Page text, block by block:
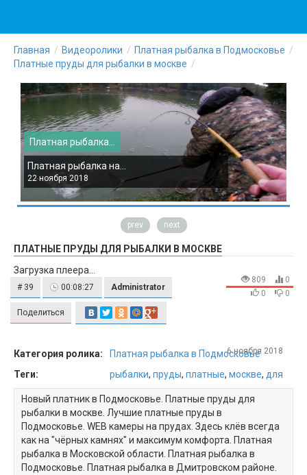
Главная Видеоролики
Платная рыбалка в Подмосковье
Платные пруды для рыбалки в москве
Платная рыбалка...
Платная рыбалка на...
22 ноября 2018
prev next
ПЛАТНЫЕ ПРУДЫ ДЛЯ РЫБАЛКИ В МОСКВЕ
Загрузка плеера...
# 39 00:08:27 Administrator
Поделиться
809
0
0
0
Категория ролика:
Платная рыбалка в Подмосковье
Теги:
рыбалки, пруды, платные, москве, для
Новый платник в Подмосковье. Платные пруды для
рыбалки в москве. Лучшие платные пруды в
Подмосковье. WEB камеры на прудах. Здесь клёв всегда
как на "чёрных камнях" и максимум комфорта. Платная
рыбалка в Московской области. Платная рыбалка в
Подмосковье. Платная рыбалка в Дмитровском районе.
6 ноября 2018